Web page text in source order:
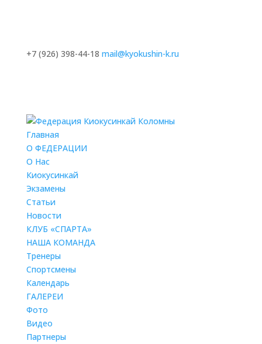
+7 (926) 398-44-18 mail@kyokushin-k.ru
Главная
О ФЕДЕРАЦИИ
О Нас
Киокусинкай
Экзамены
Статьи
Новости
КЛУБ «СПАРТА»
НАША КОМАНДА
Тренеры
Cпортсмены
Календарь
ГАЛЕРЕИ
Фото
Видео
Партнеры